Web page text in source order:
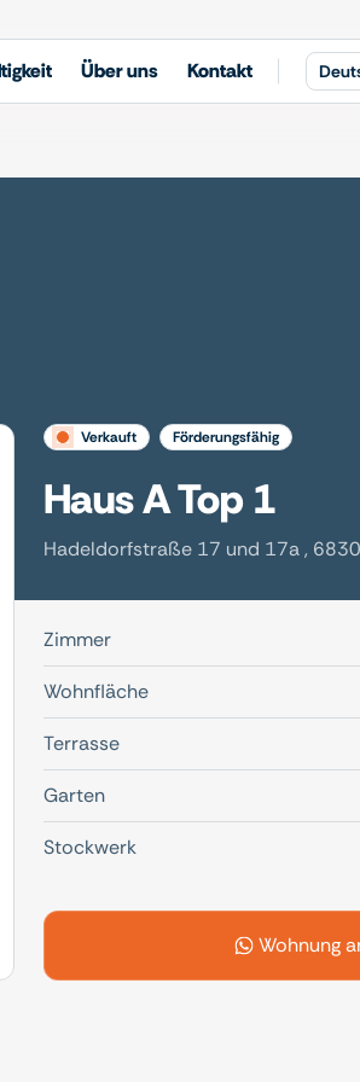
Über uns Kontakt
verkauft förderungsfähig
Haus A Top 1
Hadeldorfstraße 17 und 17a ,
Zimmer
Wohnfläche
Terrasse
Garten
Stockwerk
Wohnung